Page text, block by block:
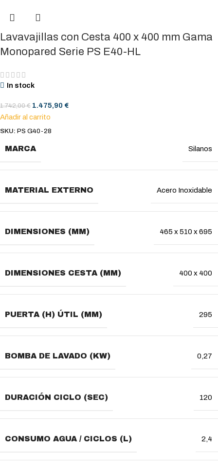
Lavavajillas con Cesta 400 x 400 mm Gama
Monopared Serie PS E40-HL
In stock
1.742,00€ 1.475,90 €
Añadir al carrito
SKU: PS G40-28
MARCA Silanos
MATERIAL EXTERNO Acero Inoxidable
DIMENSIONES (MM) 465 x 510 x 695
DIMENSIONES CESTA (MM) 400 x 400
PUERTA (H) ÚTIL (MM) 295
BOMBA DE LAVADO (KW) 0,27
DURACIÓN CICLO (SEC) 120
CONSUMO AGUA / CICLOS (L) 2,4